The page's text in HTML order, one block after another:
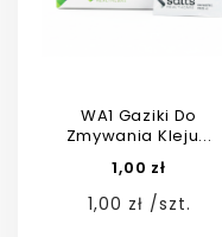
WA1 Gaziki Do
Zmywania Kleju...
1,00 zł
1,00 zł /szt.